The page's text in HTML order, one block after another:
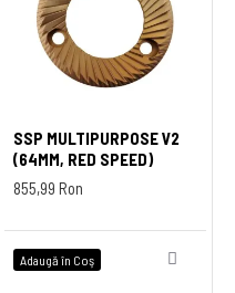
SSP MULTIPURPOSE V2
(64MM, RED SPEED)
855,99 Ron
Adaugă în Coş